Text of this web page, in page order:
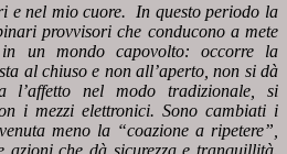
e nel mio cuore. In questo periodo la
provvisori che conducono a mete
un mondo capovolto: occorre la
al chiuso e non all’aperto, non si dà
l’affetto nel modo tradizionale, si
i mezzi elettronici. Sono cambiati i
meno la “coazione a ripetere”,